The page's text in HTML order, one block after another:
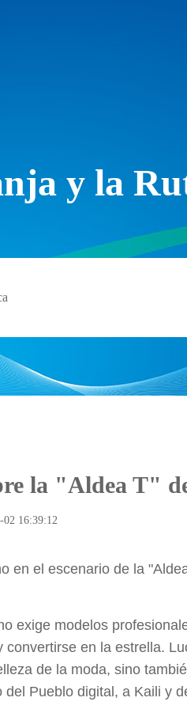
y la
la "Aldea T"
02 16:39:12
en el escenario de la
exige modelos
en la estrella.
de la moda, sino
Pueblo digital, a Kaili y